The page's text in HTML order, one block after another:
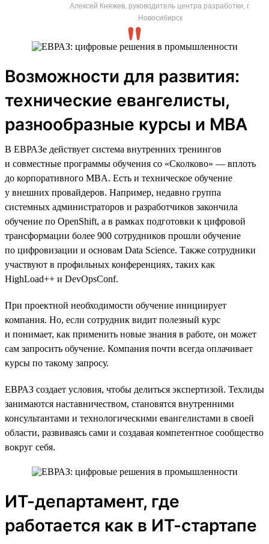
Алексей Княжев, руководитель центра разработки, г.
Новосибирск
Возможности для развития:
технические евангелисты,
разнообразные курсы и MBA
В ЕВРАЗе действует система внутренних тренингов
и совместные программы обучения со «Сколково» — вплоть
до корпоративного MBA. Есть и техническое обучение
у внешних провайдеров. Например, недавно группа
системных администраторов и разработчиков закончила
обучение по OpenShift, а в рамках подготовки к цифровой
трансформации более 900 сотрудников прошли обучение
по цифровизации и основам Data Science. Также сотрудники
участвуют в профильных конференциях, таких как
HighLoad++ и DevOpsConf.
При проектной необходимости обучение инициирует
компания. Но, если сотрудник видит полезный курс
и понимает, как применить новые знания в работе, он может
сам запросить обучение. Компания почти всегда оплачивает
курсы по такому запросу.
ЕВРАЗ создает условия, чтобы делиться экспертизой. Техлиды
занимаются наставничеством, становятся внутренними
консультантами и технологическими евангелистами в своей
области, развиваясь сами и создавая компетентное сообщество
вокруг себя.
ИТ-департамент, где
работается как в ИТ-стартапе